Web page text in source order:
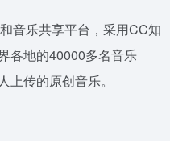
音乐共享平台，采用CC知
各地的40000多名音乐
传的原创音乐。